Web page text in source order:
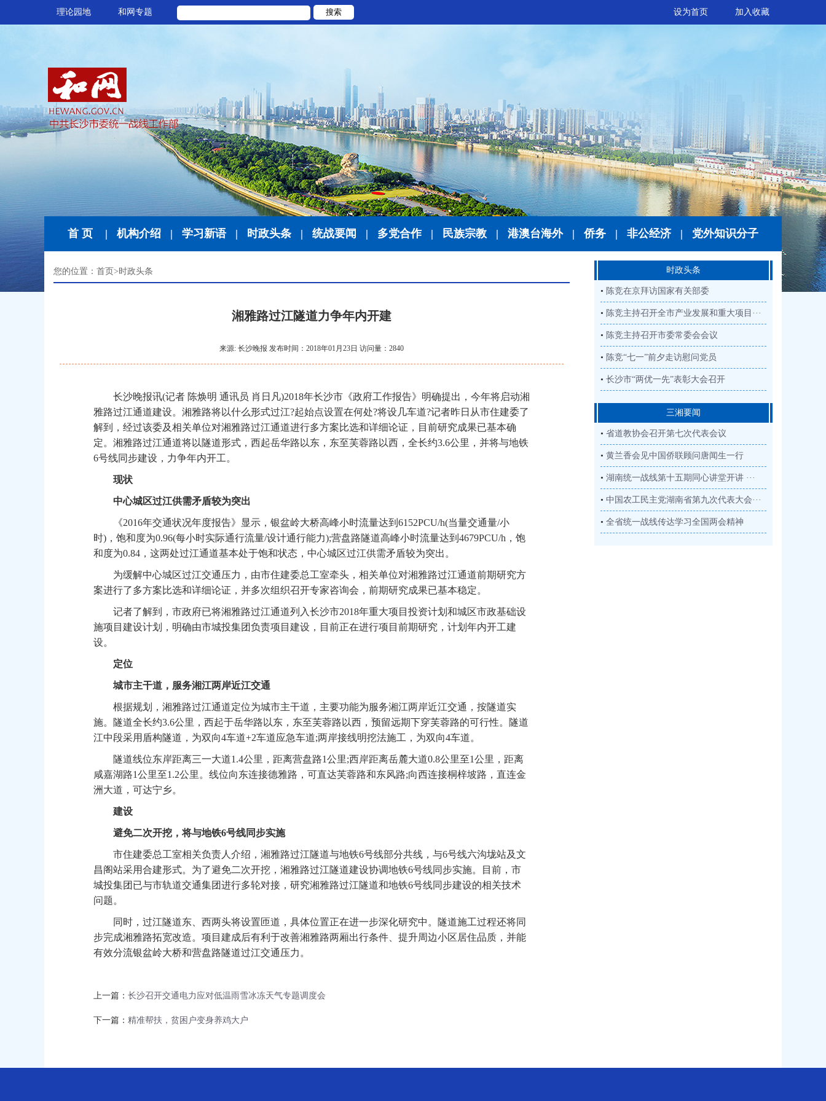
设为首页 加入收藏
理论园地 和网专题 搜索
首 页 | 机构介绍 | 学习新语 | 时政头条 | 统战要闻 | 多党合作 | 民族宗教 | 港澳台海外 | 侨务 | 非公经济 | 党外知识分子
您的位置： 首页 >时政头条
湘雅路过江隧道力争年内开建
来源: 长沙晚报 发布时间：2018年01月23日 访问量：2840
长沙晚报讯(记者 陈焕明 通讯员 肖日凡)2018年长沙市《政府工作报告》明确提出，今年将启动湘
雅路过江通道建设。湘雅路将以什么形式过江?起始点设置在何处?将设几车道?记者昨日从市住建委了
解到，经过该委及相关单位对湘雅路过江通道进行多方案比选和详细论证，目前研究成果已基本确
定。湘雅路过江通道将以隧道形式，西起岳华路以东，东至芙蓉路以西，全长约3.6公里，并将与地铁
6号线同步建设，力争年内开工。
现状
中心城区过江供需矛盾较为突出
《2016年交通状况年度报告》显示，银盆岭大桥高峰小时流量达到6152PCU/h(当量交通量/小
时)，饱和度为0.96(每小时实际通行流量/设计通行能力);营盘路隧道高峰小时流量达到4679PCU/h，饱
和度为0.84，这两处过江通道基本处于饱和状态，中心城区过江供需矛盾较为突出。
为缓解中心城区过江交通压力，由市住建委总工室牵头，相关单位对湘雅路过江通道前期研究方
案进行了多方案比选和详细论证，并多次组织召开专家咨询会，前期研究成果已基本稳定。
记者了解到，市政府已将湘雅路过江通道列入长沙市2018年重大项目投资计划和城区市政基础设
施项目建设计划，明确由市城投集团负责项目建设，目前正在进行项目前期研究，计划年内开工建
设。
定位
城市主干道，服务湘江两岸近江交通
根据规划，湘雅路过江通道定位为城市主干道，主要功能为服务湘江两岸近江交通，按隧道实
施。隧道全长约3.6公里，西起于岳华路以东，东至芙蓉路以西，预留远期下穿芙蓉路的可行性。隧道
江中段采用盾构隧道，为双向4车道+2车道应急车道;两岸接线明挖法施工，为双向4车道。
隧道线位东岸距离三一大道1.4公里，距离营盘路1公里;西岸距离岳麓大道0.8公里至1公里，距离
咸嘉湖路1公里至1.2公里。线位向东连接德雅路，可直达芙蓉路和东风路;向西连接桐梓坡路，直连金
洲大道，可达宁乡。
建设
避免二次开挖，将与地铁6号线同步实施
市住建委总工室相关负责人介绍，湘雅路过江隧道与地铁6号线部分共线，与6号线六沟垅站及文
昌阁站采用合建形式。为了避免二次开挖，湘雅路过江隧道建设协调地铁6号线同步实施。目前，市
城投集团已与市轨道交通集团进行多轮对接，研究湘雅路过江隧道和地铁6号线同步建设的相关技术
问题。
同时，过江隧道东、西两头将设置匝道，具体位置正在进一步深化研究中。隧道施工过程还将同
步完成湘雅路拓宽改造。项目建成后有利于改善湘雅路两厢出行条件、提升周边小区居住品质，并能
有效分流银盆岭大桥和营盘路隧道过江交通压力。
上一篇： 长沙召开交通电力应对低温雨雪冰冻天气专题调度会
下一篇： 精准帮扶，贫困户变身养鸡大户
时政头条
• 陈竞在京拜访国家有关部委
• 陈竞主持召开全市产业发展和重大项目···
• 陈竞主持召开市委常委会会议
• 陈竞“七一”前夕走访慰问党员
• 长沙市“两优一先”表彰大会召开
三湘要闻
• 省道教协会召开第七次代表会议
• 黄兰香会见中国侨联顾问唐闻生一行
• 湖南统一战线第十五期同心讲堂开讲 ···
• 中国农工民主党湖南省第九次代表大会···
• 全省统一战线传达学习全国两会精神